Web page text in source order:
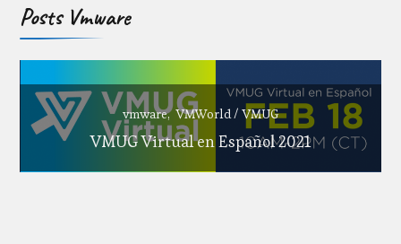
Posts Vmware
vmware VMWorld / VMUG
VMUG Virtual en Español 2021